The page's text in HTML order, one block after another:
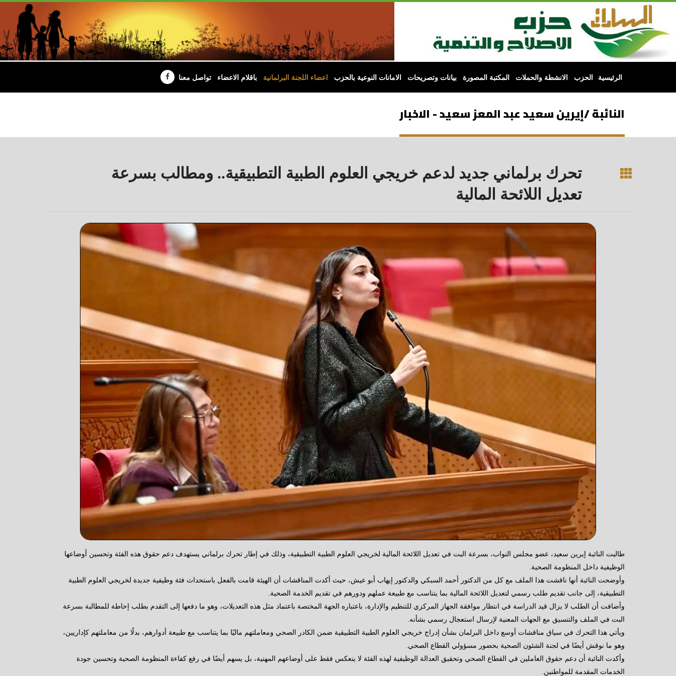
الرئيسية الحزب الانشطة والحملات المكتبة المصورة بيانات وتصريحات الامانات النوعية بالحزب اعضاء اللجنة البرلمانية باقلام الاعضاء تواصل معنا
النائبة /إيرين سعيد عبد المعز سعيد - الاخبار
تحرك برلماني جديد لدعم خريجي العلوم الطبية التطبيقية.. ومطالب بسرعة
تعديل اللائحة المالية
طالبت النائبة إيرين سعيد، عضو مجلس النواب، بسرعة البت في تعديل اللائحة المالية لخريجي العلوم الطبية التطبيقية، وذلك في إطار تحرك برلماني يستهدف دعم حقوق هذه الفئة وتحسين أوضاعها
الوظيفية داخل المنظومة الصحية.
وأوضحت النائبة أنها ناقشت هذا الملف مع كل من الدكتور أحمد السبكي والدكتور إيهاب أبو عيش، حيث أكدت المناقشات أن الهيئة قامت بالفعل باستحداث فئة وظيفية جديدة لخريجي العلوم الطبية
التطبيقية، إلى جانب تقديم طلب رسمي لتعديل اللائحة المالية بما يتناسب مع طبيعة عملهم ودورهم في تقديم الخدمة الصحية.
وأضافت أن الطلب لا يزال قيد الدراسة في انتظار موافقة الجهاز المركزي للتنظيم والإدارة، باعتباره الجهة المختصة باعتماد مثل هذه التعديلات، وهو ما دفعها إلى التقدم بطلب إحاطة للمطالبة بسرعة
البت في الملف والتنسيق مع الجهات المعنية لإرسال استعجال رسمي بشأنه.
ويأتي هذا التحرك في سياق مناقشات أوسع داخل البرلمان بشأن إدراج خريجي العلوم الطبية التطبيقية ضمن الكادر الصحي ومعاملتهم ماليًا بما يتناسب مع طبيعة أدوارهم، بدلًا من معاملتهم كإداريين،
وهو ما نوقش أيضًا في لجنة الشئون الصحية بحضور مسؤولي القطاع الصحي.
وأكدت النائبة أن دعم حقوق العاملين في القطاع الصحي وتحقيق العدالة الوظيفية لهذه الفئة لا ينعكس فقط على أوضاعهم المهنية، بل يسهم أيضًا في رفع كفاءة المنظومة الصحية وتحسين جودة
الخدمات المقدمة للمواطنين.